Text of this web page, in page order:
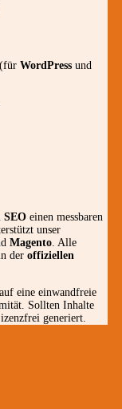
(für WordPress und
SEO einen messbaren
unser
Magento. Alle
der offiziellen
eine einwandfreie
Sollten Inhalte
generiert.